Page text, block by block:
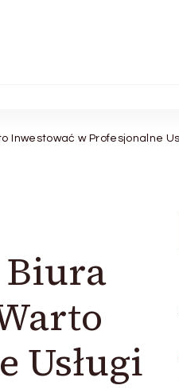
Inwestować w Profesjonalne
Usługi